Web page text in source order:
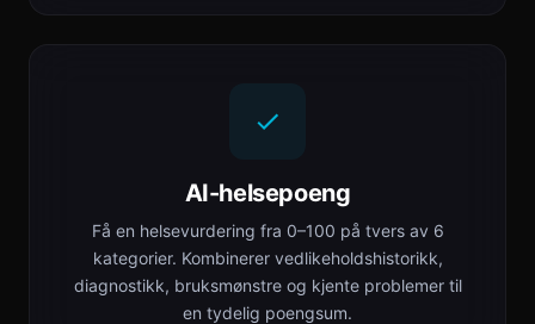
AI-helsepoeng
Få en helsevurdering fra 0–100 på tvers av 6
kategorier. Kombinerer vedlikeholdshistorikk,
diagnostikk, bruksmønstre og kjente problemer til
en tydelig poengsum.